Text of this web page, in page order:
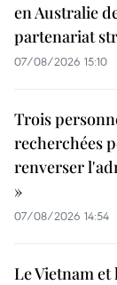
en Australie
partenariat
07/08/2026 15:10
Trois
recherchées
renverser
»
07/08/2026 14:54
Le Vietnam